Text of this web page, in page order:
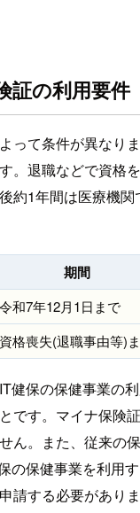
証の利用要件
って条件が異なり
。退職などで資格を
約1年間は医療機関
期間
令和7年12月1日まで
資格喪失(退職事由等)
健保の保健事業の
です。マイナ保険
ん。また、従来の
の保健事業を利用
請する必要がありま